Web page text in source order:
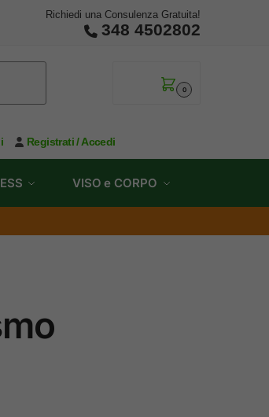
Richiedi una Consulenza Gratuita!
348 4502802
Registrati / Accedi
0
VISO e CORPO